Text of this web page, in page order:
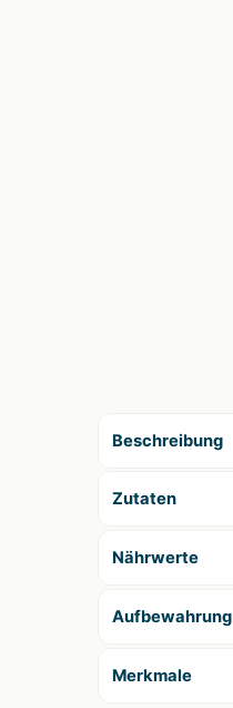
Beschreibung
Zutaten
Nährwerte
Aufbewahrung
Merkmale